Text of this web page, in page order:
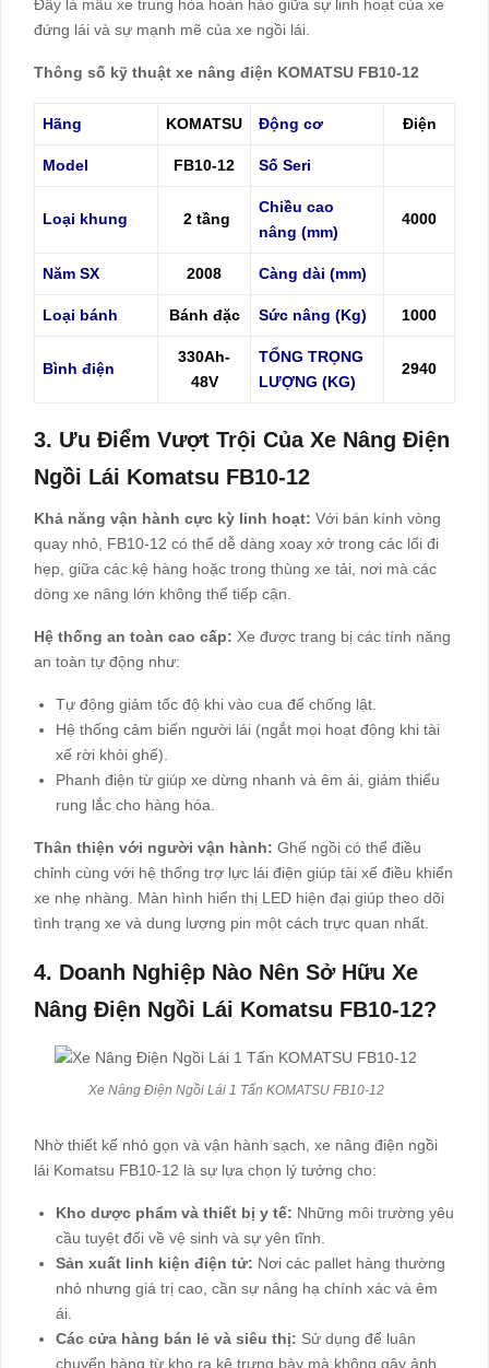
Đây là mẫu xe trung hòa hoàn hảo giữa sự linh hoạt của xe
đứng lái và sự mạnh mẽ của xe ngồi lái.
Thông số kỹ thuật xe nâng điện KOMATSU FB10-12
Hãng KOMATSU Động cơ Điện
Model FB10-12 Số Seri
Loại khung 2 tầng
Chiều cao
nâng (mm)
4000
Năm SX 2008 Càng dài (mm)
Loại bánh Bánh đặc Sức nâng (Kg) 1000
Bình điện
330Ah-
48V
TỔNG TRỌNG
LƯỢNG (KG)
2940
3. Ưu Điểm Vượt Trội Của Xe Nâng Điện
Ngồi Lái Komatsu FB10-12
Khả năng vận hành cực kỳ linh hoạt: Với bán kính vòng
quay nhỏ, FB10-12 có thể dễ dàng xoay xở trong các lối đi
hẹp, giữa các kệ hàng hoặc trong thùng xe tải, nơi mà các
dòng xe nâng lớn không thể tiếp cận.
Hệ thống an toàn cao cấp: Xe được trang bị các tính năng
an toàn tự động như:
Tự động giảm tốc độ khi vào cua để chống lật.
Hệ thống cảm biến người lái (ngắt mọi hoạt động khi tài
xế rời khỏi ghế).
Phanh điện từ giúp xe dừng nhanh và êm ái, giảm thiểu
rung lắc cho hàng hóa.
Thân thiện với người vận hành: Ghế ngồi có thể điều
chỉnh cùng với hệ thống trợ lực lái điện giúp tài xế điều khiển
xe nhẹ nhàng. Màn hình hiển thị LED hiện đại giúp theo dõi
tình trạng xe và dung lượng pin một cách trực quan nhất.
4. Doanh Nghiệp Nào Nên Sở Hữu Xe
Nâng Điện Ngồi Lái Komatsu FB10-12?
Xe Nâng Điện Ngồi Lái 1 Tấn KOMATSU FB10-12
Nhờ thiết kế nhỏ gọn và vận hành sạch, xe nâng điện ngồi
lái Komatsu FB10-12 là sự lựa chọn lý tưởng cho:
Kho dược phẩm và thiết bị y tế: Những môi trường yêu
cầu tuyệt đối về vệ sinh và sự yên tĩnh.
Sản xuất linh kiện điện tử: Nơi các pallet hàng thường
nhỏ nhưng giá trị cao, cần sự nâng hạ chính xác và êm
ái.
Các cửa hàng bán lẻ và siêu thị: Sử dụng để luân
chuyển hàng từ kho ra kệ trưng bày mà không gây ảnh